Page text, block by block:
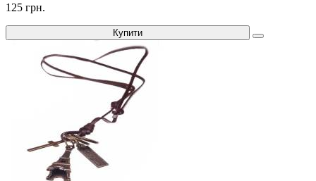
125 грн.
Купити